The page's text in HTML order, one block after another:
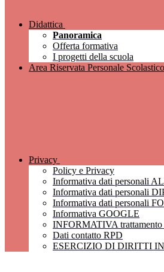
Didattica
Panoramica
Offerta formativa
I progetti della scuola
Area Riservata Personale Scolastico
Privacy
Policy e Privacy
Informativa dati personali
Informativa dati personali
Informativa dati personali
Informativa GOOGLE
INFORMATIVA
Dati contatto RPD
ESERCIZIO DI DIRITTI